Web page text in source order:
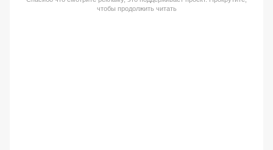
чтобы продолжить читать